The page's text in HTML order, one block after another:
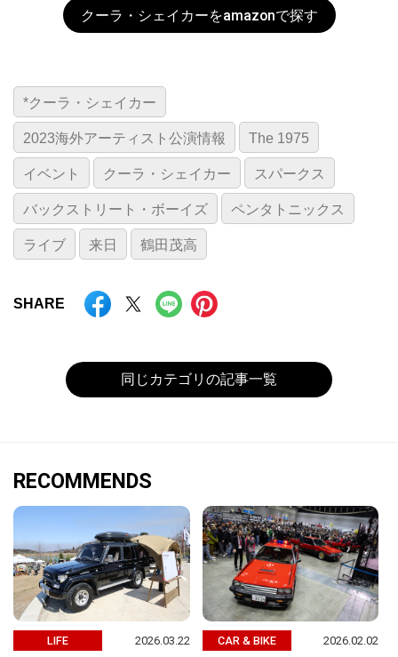
クーラ・シェイカーをamazonで探す
*クーラ・シェイカー
2023海外アーティスト公演情報 The 1975
イベント クーラ・シェイカー スパークス
バックストリート・ボーイズ ペンタトニックス
ライブ 来日 鶴田茂高
SHARE
同じカテゴリの記事一覧
RECOMMENDS
LIFE 2026.03.22 CAR & BIKE 2026.02.02